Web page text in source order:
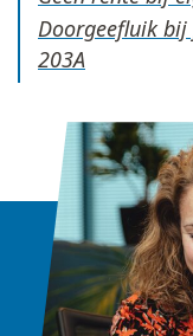
Doorgeefluik